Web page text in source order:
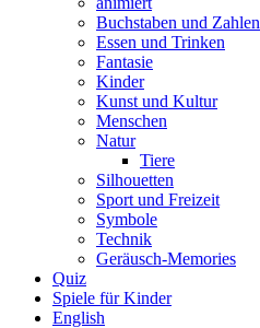
Buchstaben und Zahlen
Essen und Trinken
Fantasie
Kinder
Kunst und Kultur
Menschen
Natur
Tiere
Silhouetten
Sport und Freizeit
Symbole
Technik
Geräusch-Memories
Quiz
Spiele für Kinder
English